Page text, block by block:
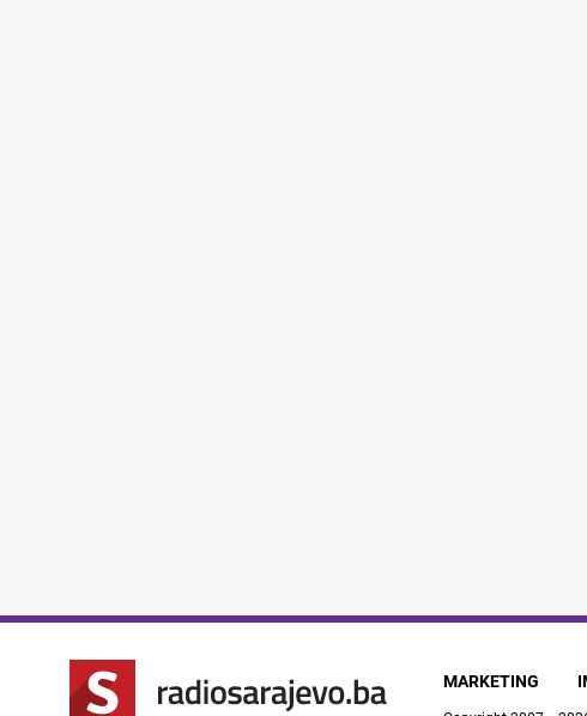
MARKETING